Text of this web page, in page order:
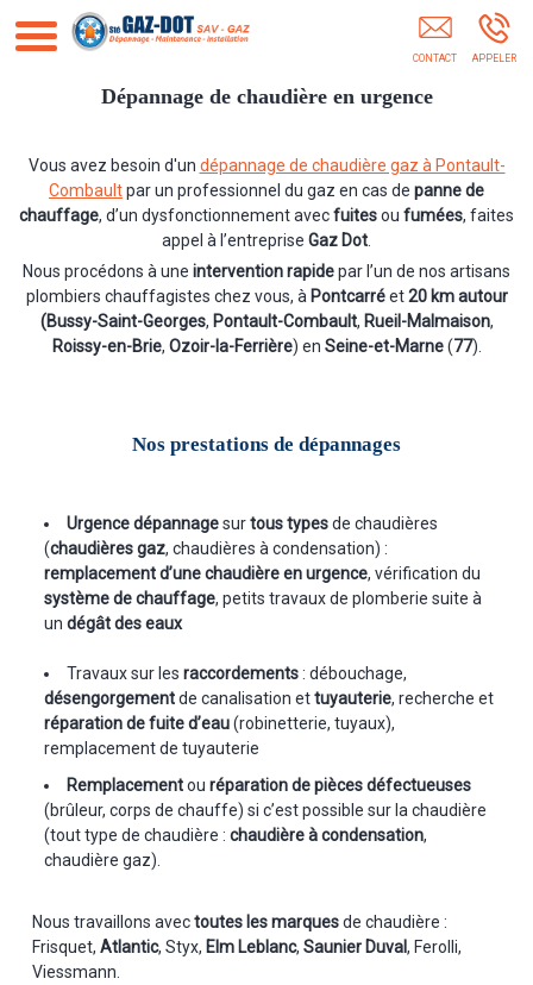
Dépannage de chaudière en urgence
Vous avez besoin d'un dépannage de chaudière gaz à Pontault-
Combaultpar un professionnel du gaz en cas de panne de
chauffage, d’un dysfonctionnement avecfuitesou fumées, faites
appel à l’entreprise Gaz Dot
Nous procédons à une intervention rapidepar l’un de nos artisans
plombiers chauffagistes chez vous, à Pontcarréet20 km autour
(Bussy-Saint-Georges, Pontault-Combault, Rueil-Malmaison,
Roissy-en-Brie, Ozoir-la-Ferrière) en Seine-et-Marne(77).
Nos prestations de dépannages
Urgence dépannagesurtous typesde chaudières
(chaudières gaz, chaudières à condensation) :
remplacement d’une chaudière en urgence, vérification du
système de chauffage, petits travaux de plomberie suite à
un dégât des eaux
Travaux sur les raccordements: débouchage,
désengorgementde canalisation ettuyauterie, recherche et
réparation de fuite d’eau(robinetterie, tuyaux),
remplacement de tuyauterie
Remplacementou réparation de pièces défectueuses
(brûleur, corps de chauffe) si c’est possible sur la chaudière
(tout type de chaudière : chaudière à condensation,
chaudière gaz).
Nous travaillons avectoutes les marquesde chaudière :
Frisquet, Atlantic, Styx, Elm Leblanc, Saunier Duval, Ferolli,
Viessmann.